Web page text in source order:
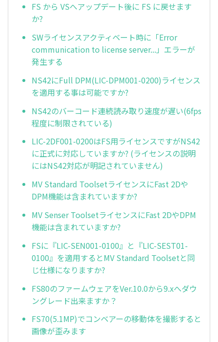
FS から VSへアップデート後に FS に戻せます
か?
SWライセンスアクティベート時に「Error
communication to license server...」エラーが
発生する
NS42にFull DPM(LIC-DPM001-0200)ライセンス
を適用する事は可能ですか?
NS42のバーコード連続読み取り速度が遅い(6fps
程度に制限されている)
LIC-2DF001-0200はFS用ライセンスですがNS42
に正式に対応していますか? (ライセンスの説明
にはNS42対応が明記されていません)
MV Standard ToolsetライセンスにFast 2Dや
DPM機能は含まれていますか?
MV Senser ToolsetライセンスにFast 2DやDPM
機能は含まれていますか?
FSに『LIC-SEN001-0100』と『LIC-SEST01-
0100』を適用するとMV Standard Toolsetと同
じ仕様になりますか?
FS80のファームウェアをVer.10.0から9.xへダウ
ングレード出来ますか？
FS70(5.1MP)でコンベアーの移動体を撮影すると
画像が歪みます